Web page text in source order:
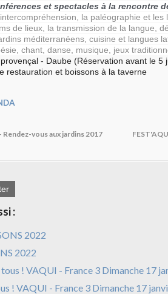
et spectacles à la rencontre
la paléographie et les
de lieux, la transmission de la langue,
méditerranéens, cuisine et langues
chant, danse, musique, jeux
- Daube (Réservation avant le 5
et boissons à la taverne
Rendez-vous aux jardins 2017
:
2022
! VAQUI - France 3 Dimanche 17